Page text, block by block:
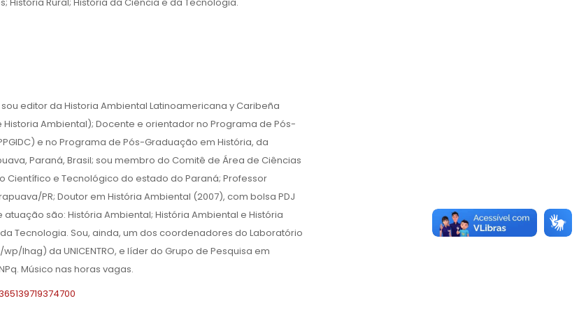
editor da Historia Ambiental Latinoamericana y Caribeña
Ambiental); Docente e orientador no Programa de Pós-
e no Programa de Pós-Graduação em História, da
Paraná, Brasil; sou membro do Comitê de Área de Ciências
e Tecnológico do estado do Paraná; Professor
PR; Doutor em História Ambiental (2007), com bolsa PDJ
são: História Ambiental; História Ambiental e História
Tecnologia. Sou, ainda, um dos coordenadores do Laboratório
lhag) da UNICENTRO, e líder do Grupo de Pesquisa em
Músico nas horas vagas.